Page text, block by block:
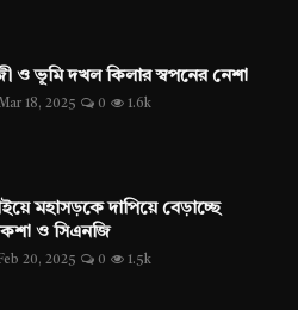
ও ভূমি দখল কিলার স্বপনের নেশা
18, 2025 0 1.6k
মহাসড়কে দাপিয়ে বেড়াচ্ছে
ও সিএনজি
20, 2025 0 1.5k